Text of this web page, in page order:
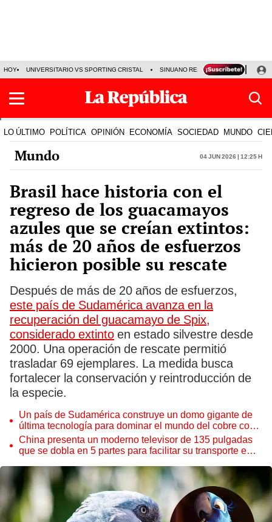
HOY UNIVERSITARIO VS SPORTING CRISTAL SINUANO RESULTADOS HOY
LO ÚLTIMO POLÍTICA OPINIÓN ECONOMÍA SOCIEDAD MUNDO
Mundo 04 Jun 2026 | 12:25 h
Brasil hace historia con el
regreso de los guacamayos
azules que se creían extintos:
más de 20 años de esfuerzos
hicieron posible su rescate
Después de más de 20 años de esfuerzos,
este país de Sudamérica avanza en la
recuperación del guacamayo de Spix,
considerado extinto en estado silvestre desde
2000. Una operación de rescate permitió
trasladar 69 ejemplares. La medida busca
fortalecer la conservación y reintroducción de
la especie.
Un país de Sudamérica construye un domo gigante de
última tecnología para dominar el mundo del cobre con
US$4.400 millones: operaría desde 2027
China presenta un moderno televisor de 135 pulgadas
que se dobla en 5 partes para facilitar su transporte e